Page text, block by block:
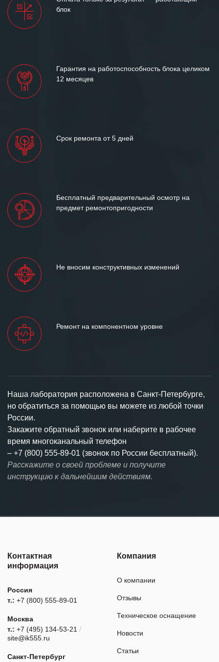
между нашими компаниями открытые
блок
Гарантия на работоспособность блока целиком
12 месяцев
Срок ремонта от 5 дней
Бесплатный предварительный осмотр на
предмет ремонтопригодности
Не вносим конструктивных изменений
Ремонт на компонентном уровне
Наша лаборатория расположена в Санкт-Петербурге,
но обратиться за помощью вы можете из любой точки
России.
Закажите обратный звонок или наберите в рабочее
время многоканальный телефон
– +7 (800) 555-89-01 (звонок по России бесплатный).
Расскажите о своей проблеме и получите
инструкцию к дальнейшим действиям.
Контактная
информация
Россия
т.: +7 (800) 555-89-01
Москва
т.: +7 (495) 134-53-21 /
site@ik555.ru
Санкт-Петербург
Компания
О компании
Отзывы
Техническое оснащение
Новости
Статьи